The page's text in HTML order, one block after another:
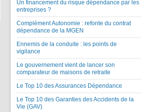
Un financement du risque dépendance par les
entreprises ?
Complément Autonomie : refonte du contrat
dépendance de la MGEN
Ennemis de la conduite : les points de
vigilance
Le gouvernement vient de lancer son
comparateur de maisons de retraite
Le Top 10 des Assurances Dépendance
Le Top 10 des Garanties des Accidents de la
Vie (GAV)